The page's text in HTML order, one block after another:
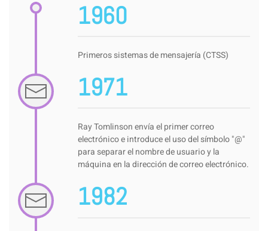
1960
Primeros sistemas de mensajería (CTSS)
1971
Ray Tomlinson envía el primer correo
electrónico e introduce el uso del símbolo "@"
para separar el nombre de usuario y la
máquina en la dirección de correo electrónico.
1982